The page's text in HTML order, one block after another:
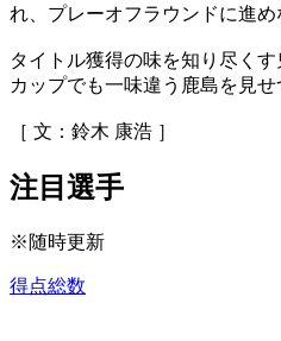
れ、プレーオフラウンドに進め
タイトル獲得の味を知り尽く
カップでも一味違う鹿島を見せ
［ 文：鈴木 康浩 ］
注目選手
※随時更新
得点総数